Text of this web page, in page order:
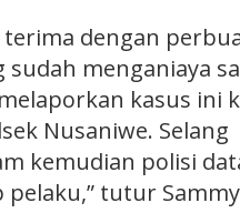
terima dengan
sudah menganiaya
kasus ini
Nusaniwe. Selang
kemudian polisi
pelaku,” tutur Sammy